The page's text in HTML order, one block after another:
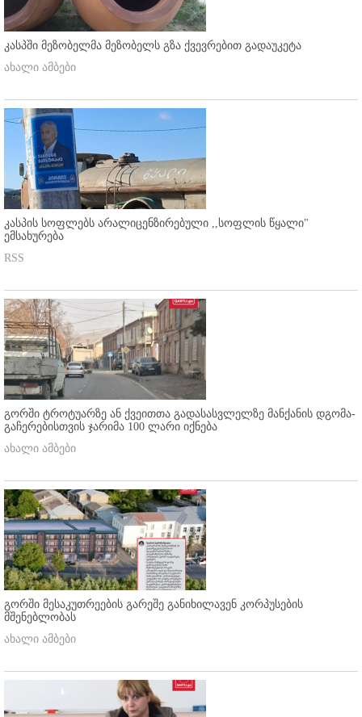
კასპში მეზობელმა მეზობელს გზა ქვევრებით გადაუკეტა
ახალი ამბები
კასპის სოფლებს არალიცენზირებული ,,სოფლის წყალი"
ემსახურება
RSS
გორში ტროტუარზე ან ქვეითთა გადასასვლელზე მანქანის დგომა-
გაჩერებისთვის ჯარიმა 100 ლარი იქნება
ახალი ამბები
გორში მესაკუთრეების გარეშე განიხილავენ კორპუსების
მშენებლობას
ახალი ამბები